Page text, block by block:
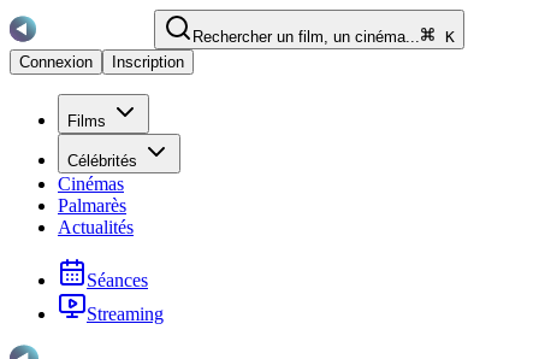
Rechercher un film, un cinéma...
K
Connexion
Inscription
Films
Célébrités
Cinémas
Palmarès
Actualités
Séances
Streaming